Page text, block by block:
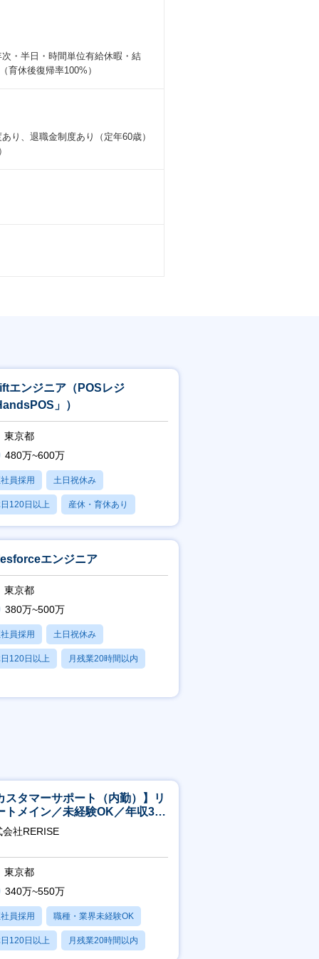
・半日・時間単位有給休暇・結
休後復帰率100%）
り、退職金制度あり（定年60歳）
エンジニア（POSレジ
」）
東京都
480万~600万
員採用 土日祝休み
120日以上 産休・育休あり
業20時間以内
エンジニア
東京都
380万~500万
員採用 土日祝休み
120日以上 月残業20時間以内
スタマーサポート（内勤）】リ
トメイン／未経験OK／年収340
／年間休日125日
会社RERISE
東京都
340万~550万
員採用 職種・業界未経験OK
120日以上 月残業20時間以内